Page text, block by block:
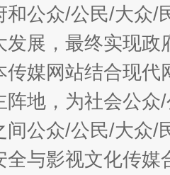
和公众/公民/大众/
发展，最终实现
传媒网站结合现
阵地，为社会公
间公众/公民/大众/
全与影视文化传